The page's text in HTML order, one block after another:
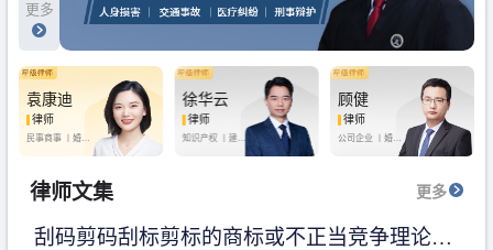
更多
袁康迪
律师
民事商事 丨 婚姻
徐华云
律师
知识产权 丨 建设
顾健
律师
公司企业 丨婚姻
房产纠纷
律师文集 更多
刮码剪码刮标剪标的商标或不正当竞争理论与